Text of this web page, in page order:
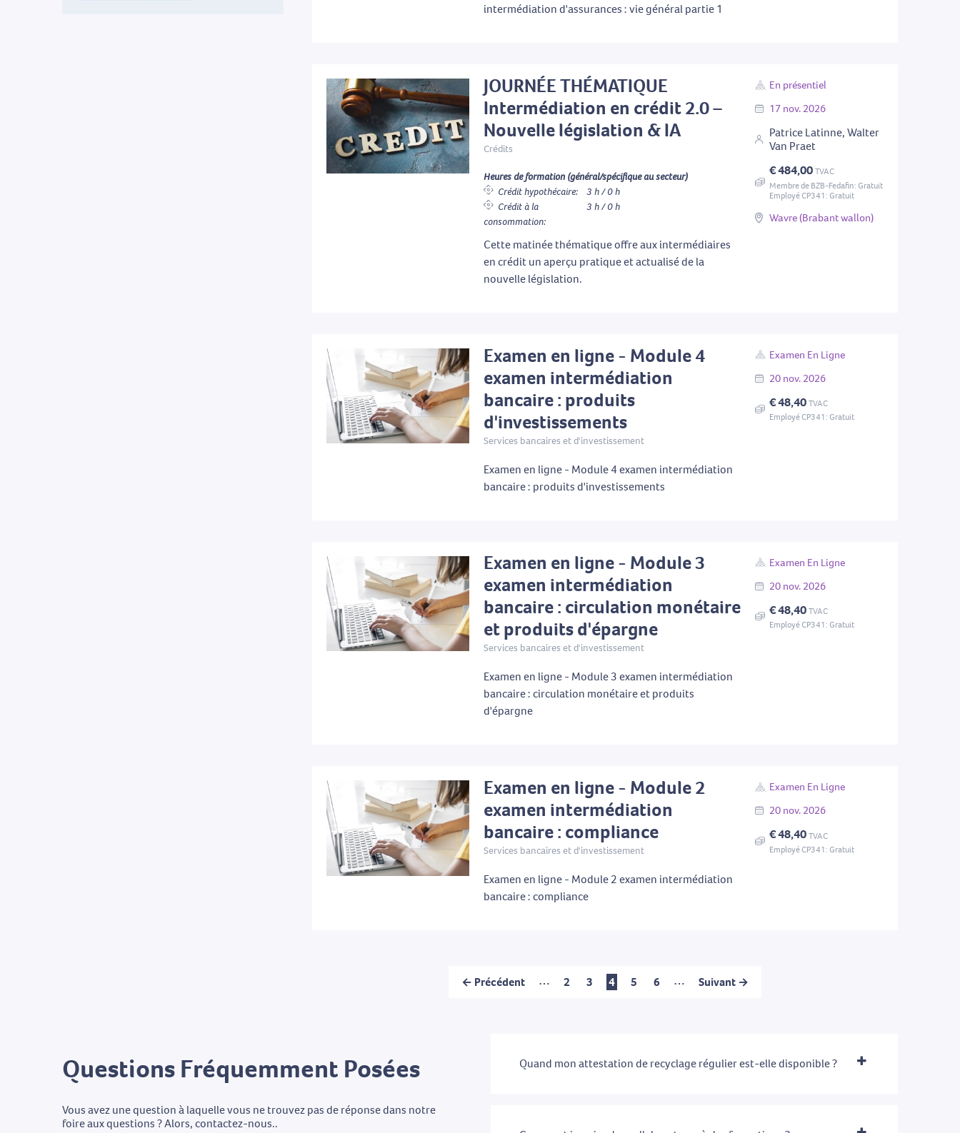
intermédiation d'assurances : vie général partie 1
JOURNÉE THÉMATIQUE
Intermédiation en crédit 2.0 –
Nouvelle législation & IA
Crédits
Heures de formation (général/spécifique au secteur)
Crédit hypothécaire:
3 h / 0 h
Crédit à la
consommation:
3 h / 0 h
Cette matinée thématique offre aux intermédiaires
en crédit un aperçu pratique et actualisé de la
nouvelle législation.
En présentiel
17 nov. 2026
Patrice Latinne, Walter
Van Praet
€ 484,00TVAC
Membre de BZB-Fedafin: Gratuit
Employé CP341: Gratuit
Wavre (Brabant wallon)
Examen en ligne - Module 4
examen intermédiation
bancaire : produits
d'investissements
Services bancaires et d'investissement
Examen en ligne - Module 4 examen intermédiation
bancaire : produits d'investissements
Examen En Ligne
20 nov. 2026
€ 48,40TVAC
Employé CP341: Gratuit
Examen en ligne - Module 3
examen intermédiation
bancaire : circulation monétaire
et produits d'épargne
Services bancaires et d'investissement
Examen en ligne - Module 3 examen intermédiation
bancaire : circulation monétaire et produits
d'épargne
Examen En Ligne
20 nov. 2026
€ 48,40TVAC
Employé CP341: Gratuit
Examen en ligne - Module 2
examen intermédiation
bancaire : compliance
Services bancaires et d'investissement
Examen en ligne - Module 2 examen intermédiation
bancaire : compliance
Examen En Ligne
20 nov. 2026
€ 48,40TVAC
Employé CP341: Gratuit
← Précédent … 2 3 4 5 6 … Suivant →
Questions Fréquemment Posées
Vous avez une question à laquelle vous ne trouvez pas de réponse dans notre
foire aux questions ? Alors, contactez-nous..
Quand mon attestation de recyclage régulier est-elle disponible ?